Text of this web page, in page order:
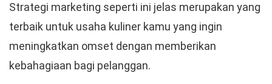
Strategi marketing seperti ini jelas merupakan yang
terbaik untuk usaha kuliner kamu yang ingin
meningkatkan omset dengan memberikan
kebahagiaan bagi pelanggan.